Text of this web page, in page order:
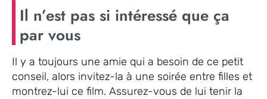
Il n’est pas si intéressé que ça
par vous
Il y a toujours une amie qui a besoin de ce petit
conseil, alors invitez-la à une soirée entre filles et
montrez-lui ce film. Assurez-vous de lui tenir la